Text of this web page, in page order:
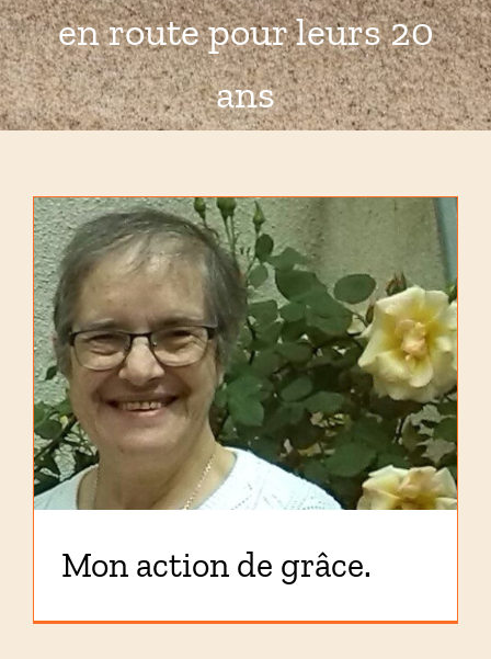
en route pour leurs 20
ans
Mon action de grâce.